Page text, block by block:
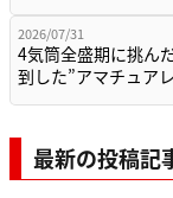
2026/07/31
4気筒全盛期に挑ん
到した”アマチュア
最新の投稿記